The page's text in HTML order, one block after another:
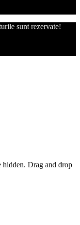
sunt rezervate!
hidden. Drag and drop